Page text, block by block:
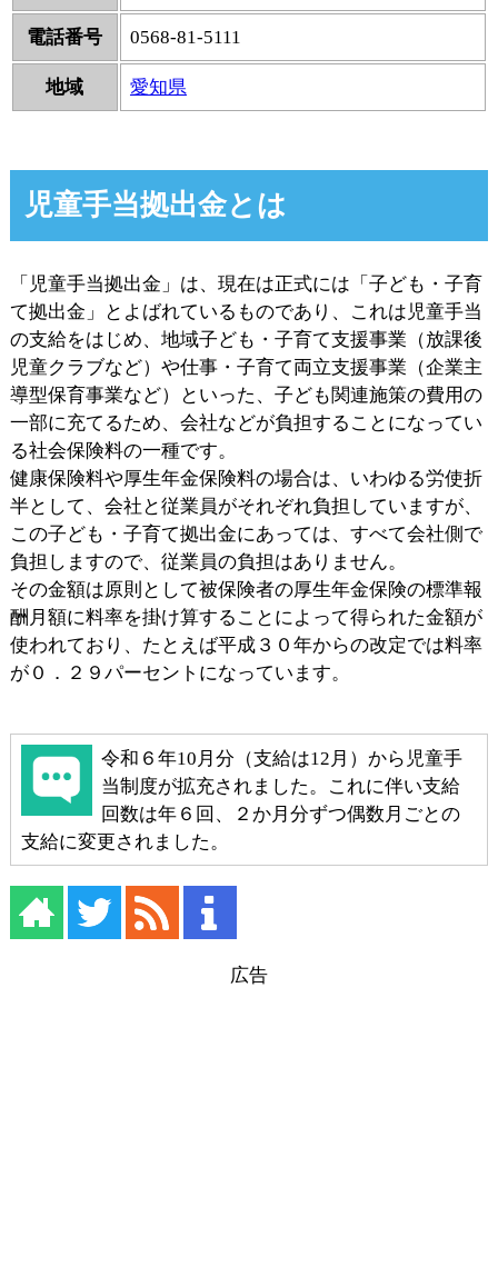
電話番号 0568-81-5111
地域 愛知県
児童手当拠出金とは
「児童手当拠出金」は、現在は正式には「子ども・子育
て拠出金」とよばれているものであり、これは児童手当
の支給をはじめ、地域子ども・子育て支援事業（放課後
児童クラブなど）や仕事・子育て両立支援事業（企業主
導型保育事業など）といった、子ども関連施策の費用の
一部に充てるため、会社などが負担することになってい
る社会保険料の一種です。
健康保険料や厚生年金保険料の場合は、いわゆる労使折
半として、会社と従業員がそれぞれ負担していますが、
この子ども・子育て拠出金にあっては、すべて会社側で
負担しますので、従業員の負担はありません。
その金額は原則として被保険者の厚生年金保険の標準報
酬月額に料率を掛け算することによって得られた金額が
使われており、たとえば平成３０年からの改定では料率
が０．２９パーセントになっています。
令和６年10月分（支給は12月）から児童手
当制度が拡充されました。これに伴い支給
回数は年６回、２か月分ずつ偶数月ごとの
支給に変更されました。